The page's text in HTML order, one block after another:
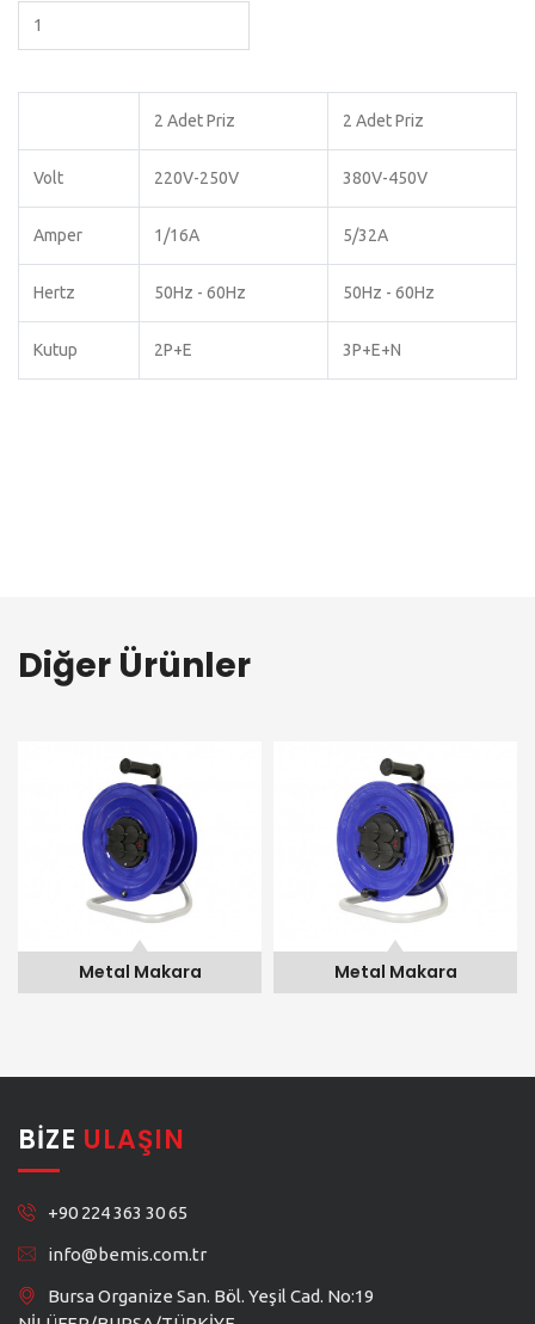
1
2 Adet Priz 2 Adet Priz
Volt 220V-250V 380V-450V
Amper 1/16A 5/32A
Hertz 50Hz - 60Hz 50Hz - 60Hz
Kutup 2P+E 3P+E+N
Diğer Ürünler
Metal Makara Metal Makara
BIZE ULAŞIN
+90 224 363 30 65
info@bemis.com.tr
Bursa Organize San. Böl. Yeşil Cad. No:19